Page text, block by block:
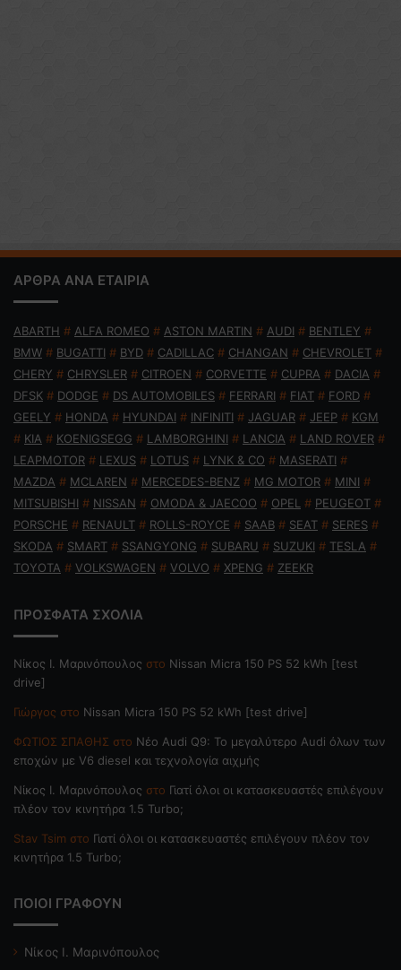
ΑΡΘΡΑ ΑΝΑ ΕΤΑΙΡΙΑ
ABARTH # ALFA ROMEO # ASTON MARTIN # AUDI # BENTLEY #
BMW # BUGATTI # BYD # CADILLAC # CHANGAN # CHEVROLET #
CHERY # CHRYSLER # CITROEN # CORVETTE # CUPRA # DACIA #
DFSK # DODGE # DS AUTOMOBILES # FERRARI # FIAT # FORD #
GEELY # HONDA # HYUNDAI # INFINITI # JAGUAR # JEEP # KGM
# KIA # KOENIGSEGG # LAMBORGHINI # LANCIA # LAND ROVER #
LEAPMOTOR # LEXUS # LOTUS # LYNK & CO # MASERATI #
MAZDA # MCLAREN # MERCEDES-BENZ # MG MOTOR # MINI #
MITSUBISHI # NISSAN # OMODA & JAECOO # OPEL # PEUGEOT #
PORSCHE # RENAULT # ROLLS-ROYCE # SAAB # SEAT # SERES #
SKODA # SMART # SSANGYONG # SUBARU # SUZUKI # TESLA #
TOYOTA # VOLKSWAGEN # VOLVO # XPENG # ZEEKR
ΠΡΟΣΦΑΤΑ ΣΧΟΛΙΑ
Nίκος Ι. Mαρινόπουλος στο Nissan Micra 150 PS 52 kWh [test
drive]
Γιώργος στο Nissan Micra 150 PS 52 kWh [test drive]
ΦΩΤΙΟΣ ΣΠΑΘΗΣ στο Νέο Audi Q9: Το μεγαλύτερο Audi όλων των
εποχών με V6 diesel και τεχνολογία αιχμής
Nίκος Ι. Mαρινόπουλος στο Γιατί όλοι οι κατασκευαστές επιλέγουν
πλέον τον κινητήρα 1.5 Turbo;
Stav Tsim στο Γιατί όλοι οι κατασκευαστές επιλέγουν πλέον τον
κινητήρα 1.5 Turbo;
ΠΟΙΟΙ ΓΡΑΦΟΥΝ
Νίκος Ι. Μαρινόπουλος